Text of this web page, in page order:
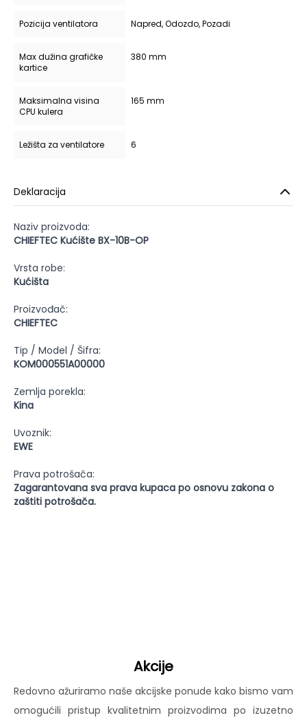
Pozicija ventilatora Napred, Odozdo, Pozadi
Max dužina grafičke
kartice
380 mm
Maksimalna visina
CPU kulera
165 mm
Ležišta za ventilatore 6
Deklaracija
Naziv proizvoda:
CHIEFTEC Kućište BX-10B-OP
Vrsta robe:
Kućišta
Proizvođač:
CHIEFTEC
Tip / Model / Šifra:
KOM000551A00000
Zemlja porekla:
Kina
Uvoznik:
EWE
Prava potrošača:
Zagarantovana sva prava kupaca po osnovu zakona o
zaštiti potrošača.
Akcije
Redovno ažuriramo naše akcijske ponude kako bismo vam
omogućili pristup kvalitetnim proizvodima po izuzetno